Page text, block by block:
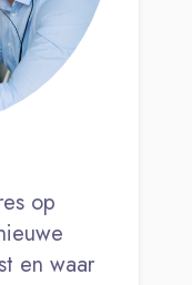
op
en waar